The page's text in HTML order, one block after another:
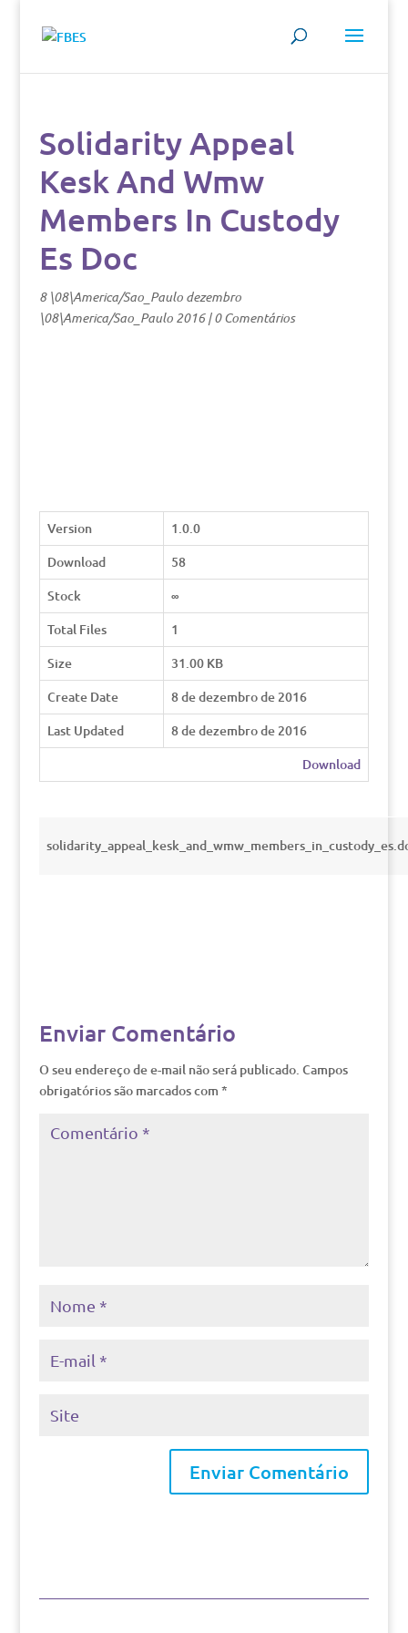
Solidarity Appeal
Kesk And Wmw
Members In Custody
Es Doc
8 \08\America/Sao_Paulo dezembro
\08\America/Sao_Paulo 2016|0 Comentários
Version
1.0.0
Download
58
Stock
∞
Total Files
1
Size
31.00 KB
Create Date
8 de dezembro de 2016
Last Updated
8 de dezembro de 2016
Download
Enviar Comentário
O seu endereço de e-mail não será publicado. Campos
obrigatórios são marcados com *